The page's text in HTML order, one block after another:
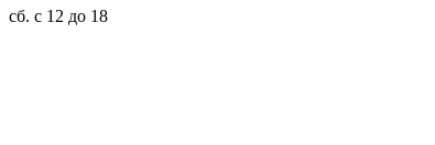
сб. с 12 до 18